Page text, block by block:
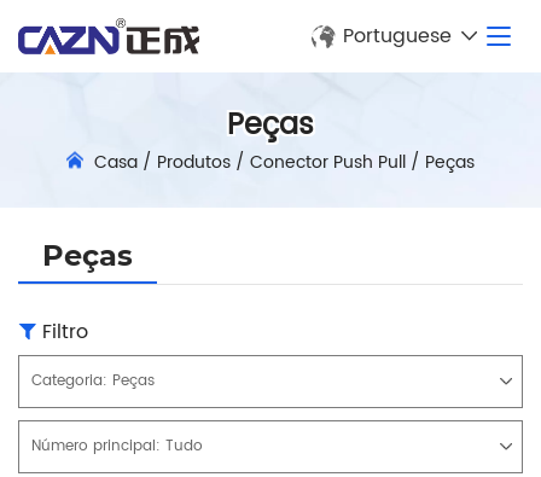
Portuguese
Peças
Casa / Produtos / Conector Push Pull / Peças
Peças
Filtro
Categoria: Peças
Número principal: Tudo